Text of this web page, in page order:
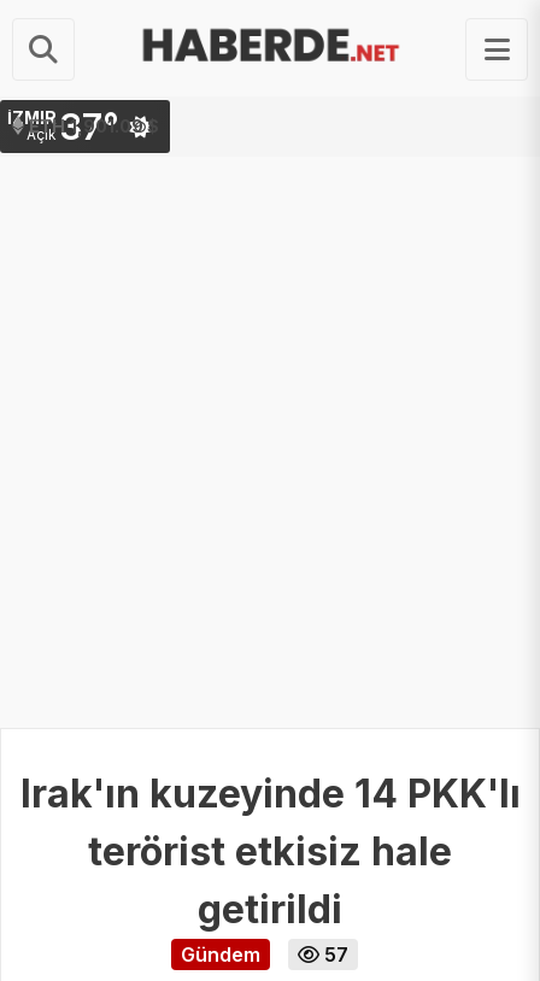
ETH 1,901.09 $
İZMIR
Açık 37°
Irak'ın kuzeyinde 14 PKK'lı
terörist etkisiz hale
getirildi
Gündem
57